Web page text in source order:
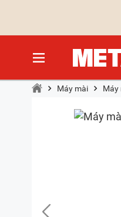
Máy mài Máy